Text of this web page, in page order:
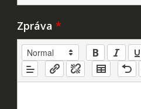
Zpráva *